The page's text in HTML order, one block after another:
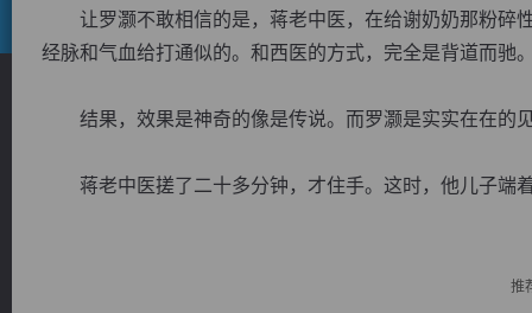
让罗灏不敢相信的是，蒋老中医，在给谢奶奶那粉碎
经脉和气血给打通似的。和西医的方式，完全是背道而驰
结果，效果是神奇的像是传说。而罗灏是实实在在的
蒋老中医搓了二十多分钟，才住手。这时，他儿子端
推